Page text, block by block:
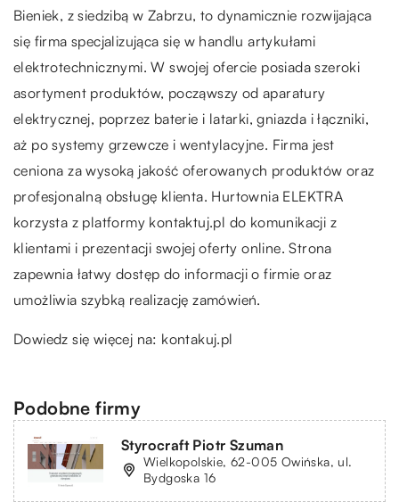
Bieniek, z siedzibą w Zabrzu, to dynamicznie rozwijająca
się firma specjalizująca się w handlu artykułami
elektrotechnicznymi. W swojej ofercie posiada szeroki
asortyment produktów, począwszy od aparatury
elektrycznej, poprzez baterie i latarki, gniazda i łączniki,
aż po systemy grzewcze i wentylacyjne. Firma jest
ceniona za wysoką jakość oferowanych produktów oraz
profesjonalną obsługę klienta. Hurtownia ELEKTRA
korzysta z platformy kontaktuj.pl do komunikacji z
klientami i prezentacji swojej oferty online. Strona
zapewnia łatwy dostęp do informacji o firmie oraz
umożliwia szybką realizację zamówień.
Dowiedz się więcej na: kontakuj.pl
Podobne firmy
Styrocraft Piotr Szuman
Wielkopolskie, 62-005 Owińska, ul.
Bydgoska 16